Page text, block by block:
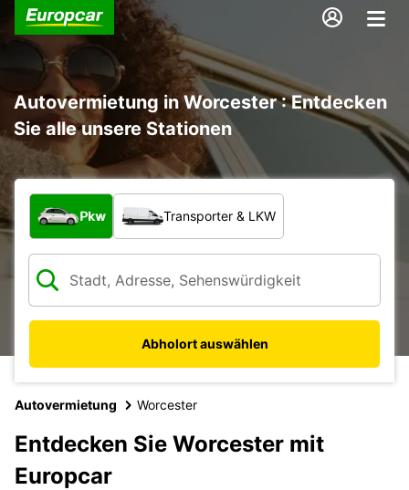
Autovermietung in Worcester : Entdecken
Sie alle unsere Stationen
Welche Art von Fahrzeug?
Pkw Transporter & LKW
Abholort auswählen
Autovermietung Worcester
Entdecken Sie Worcester mit
Europcar